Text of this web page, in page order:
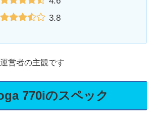
3.8
営者の主観です
770iのスペック